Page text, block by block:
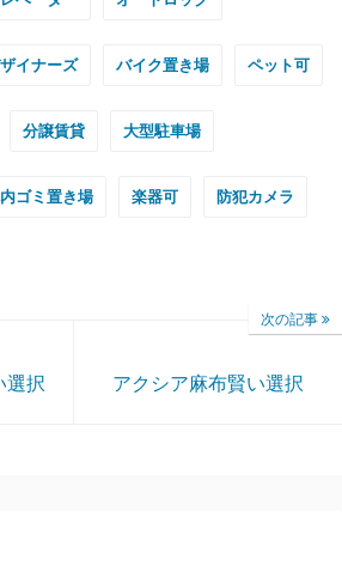
イナーズ バイク置き場 ペット可
分譲賃貸 大型駐車場
ゴミ置き場 楽器可 防犯カメラ
選択
次の記事
アクシア麻布賢い選択